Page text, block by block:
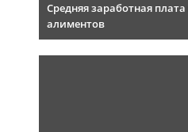
Средняя заработная
алиментов